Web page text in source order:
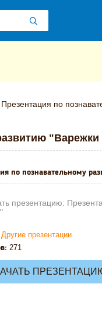
по
по познавательному
презентацию:
Другие презентации
271